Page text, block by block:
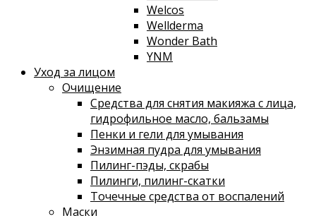
Welcos
Wellderma
Wonder Bath
YNM
Уход за лицом
Очищение
Средства для снятия макияжа с лица,
гидрофильное масло, бальзамы
Пенки и гели для умывания
Энзимная пудра для умывания
Пилинг-пэды, скрабы
Пилинги, пилинг-скатки
Точечные средства от воспалений
Маски